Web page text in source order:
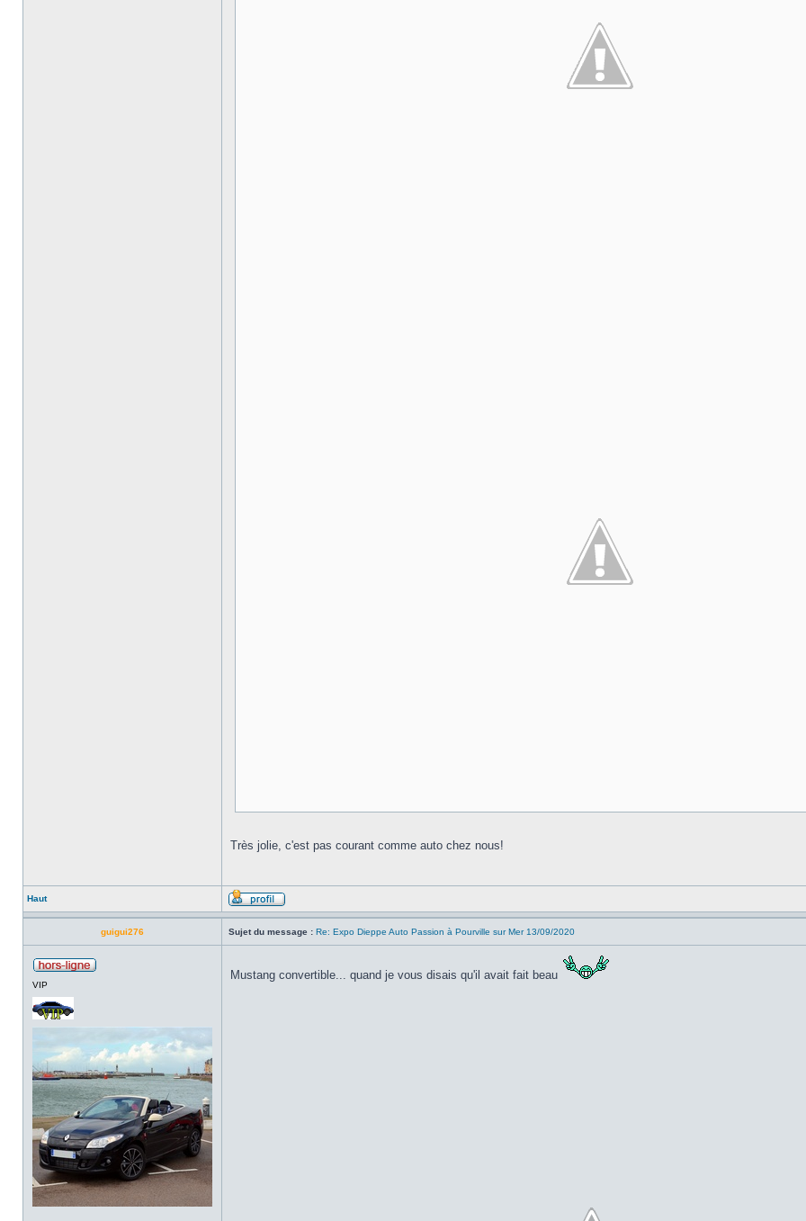
Très jolie, c'est pas courant comme auto chez nous!
Haut
guigui276 Sujet du message : Re: Expo Dieppe Auto Passion à Pourville sur Mer 13/09/2020
VIP
Mustang convertible... quand je vous disais qu'il avait fait beau